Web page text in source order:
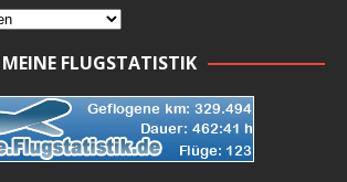
MEINE FLUGSTATISTIK